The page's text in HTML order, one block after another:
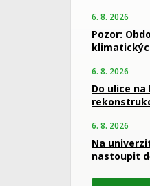
6. 8. 2026
Pozor:
6. 8. 2026
Do ulice na
6. 8. 2026
Na
nastoupit